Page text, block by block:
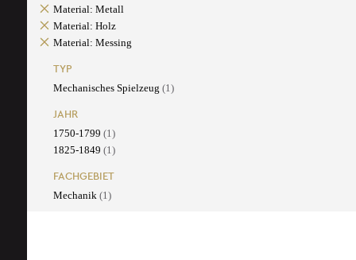
Material: Metall
Material: Holz
Material: Messing
TYP
Mechanisches Spielzeug (1)
JAHR
1750-1799 (1)
1825-1849 (1)
FACHGEBIET
Mechanik (1)